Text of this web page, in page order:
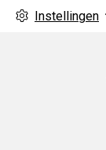
Instellingen